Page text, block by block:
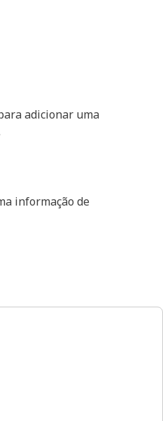
adicionar uma
informação de